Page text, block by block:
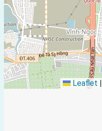
Leaflet |
đường rộng 2,5m hướng